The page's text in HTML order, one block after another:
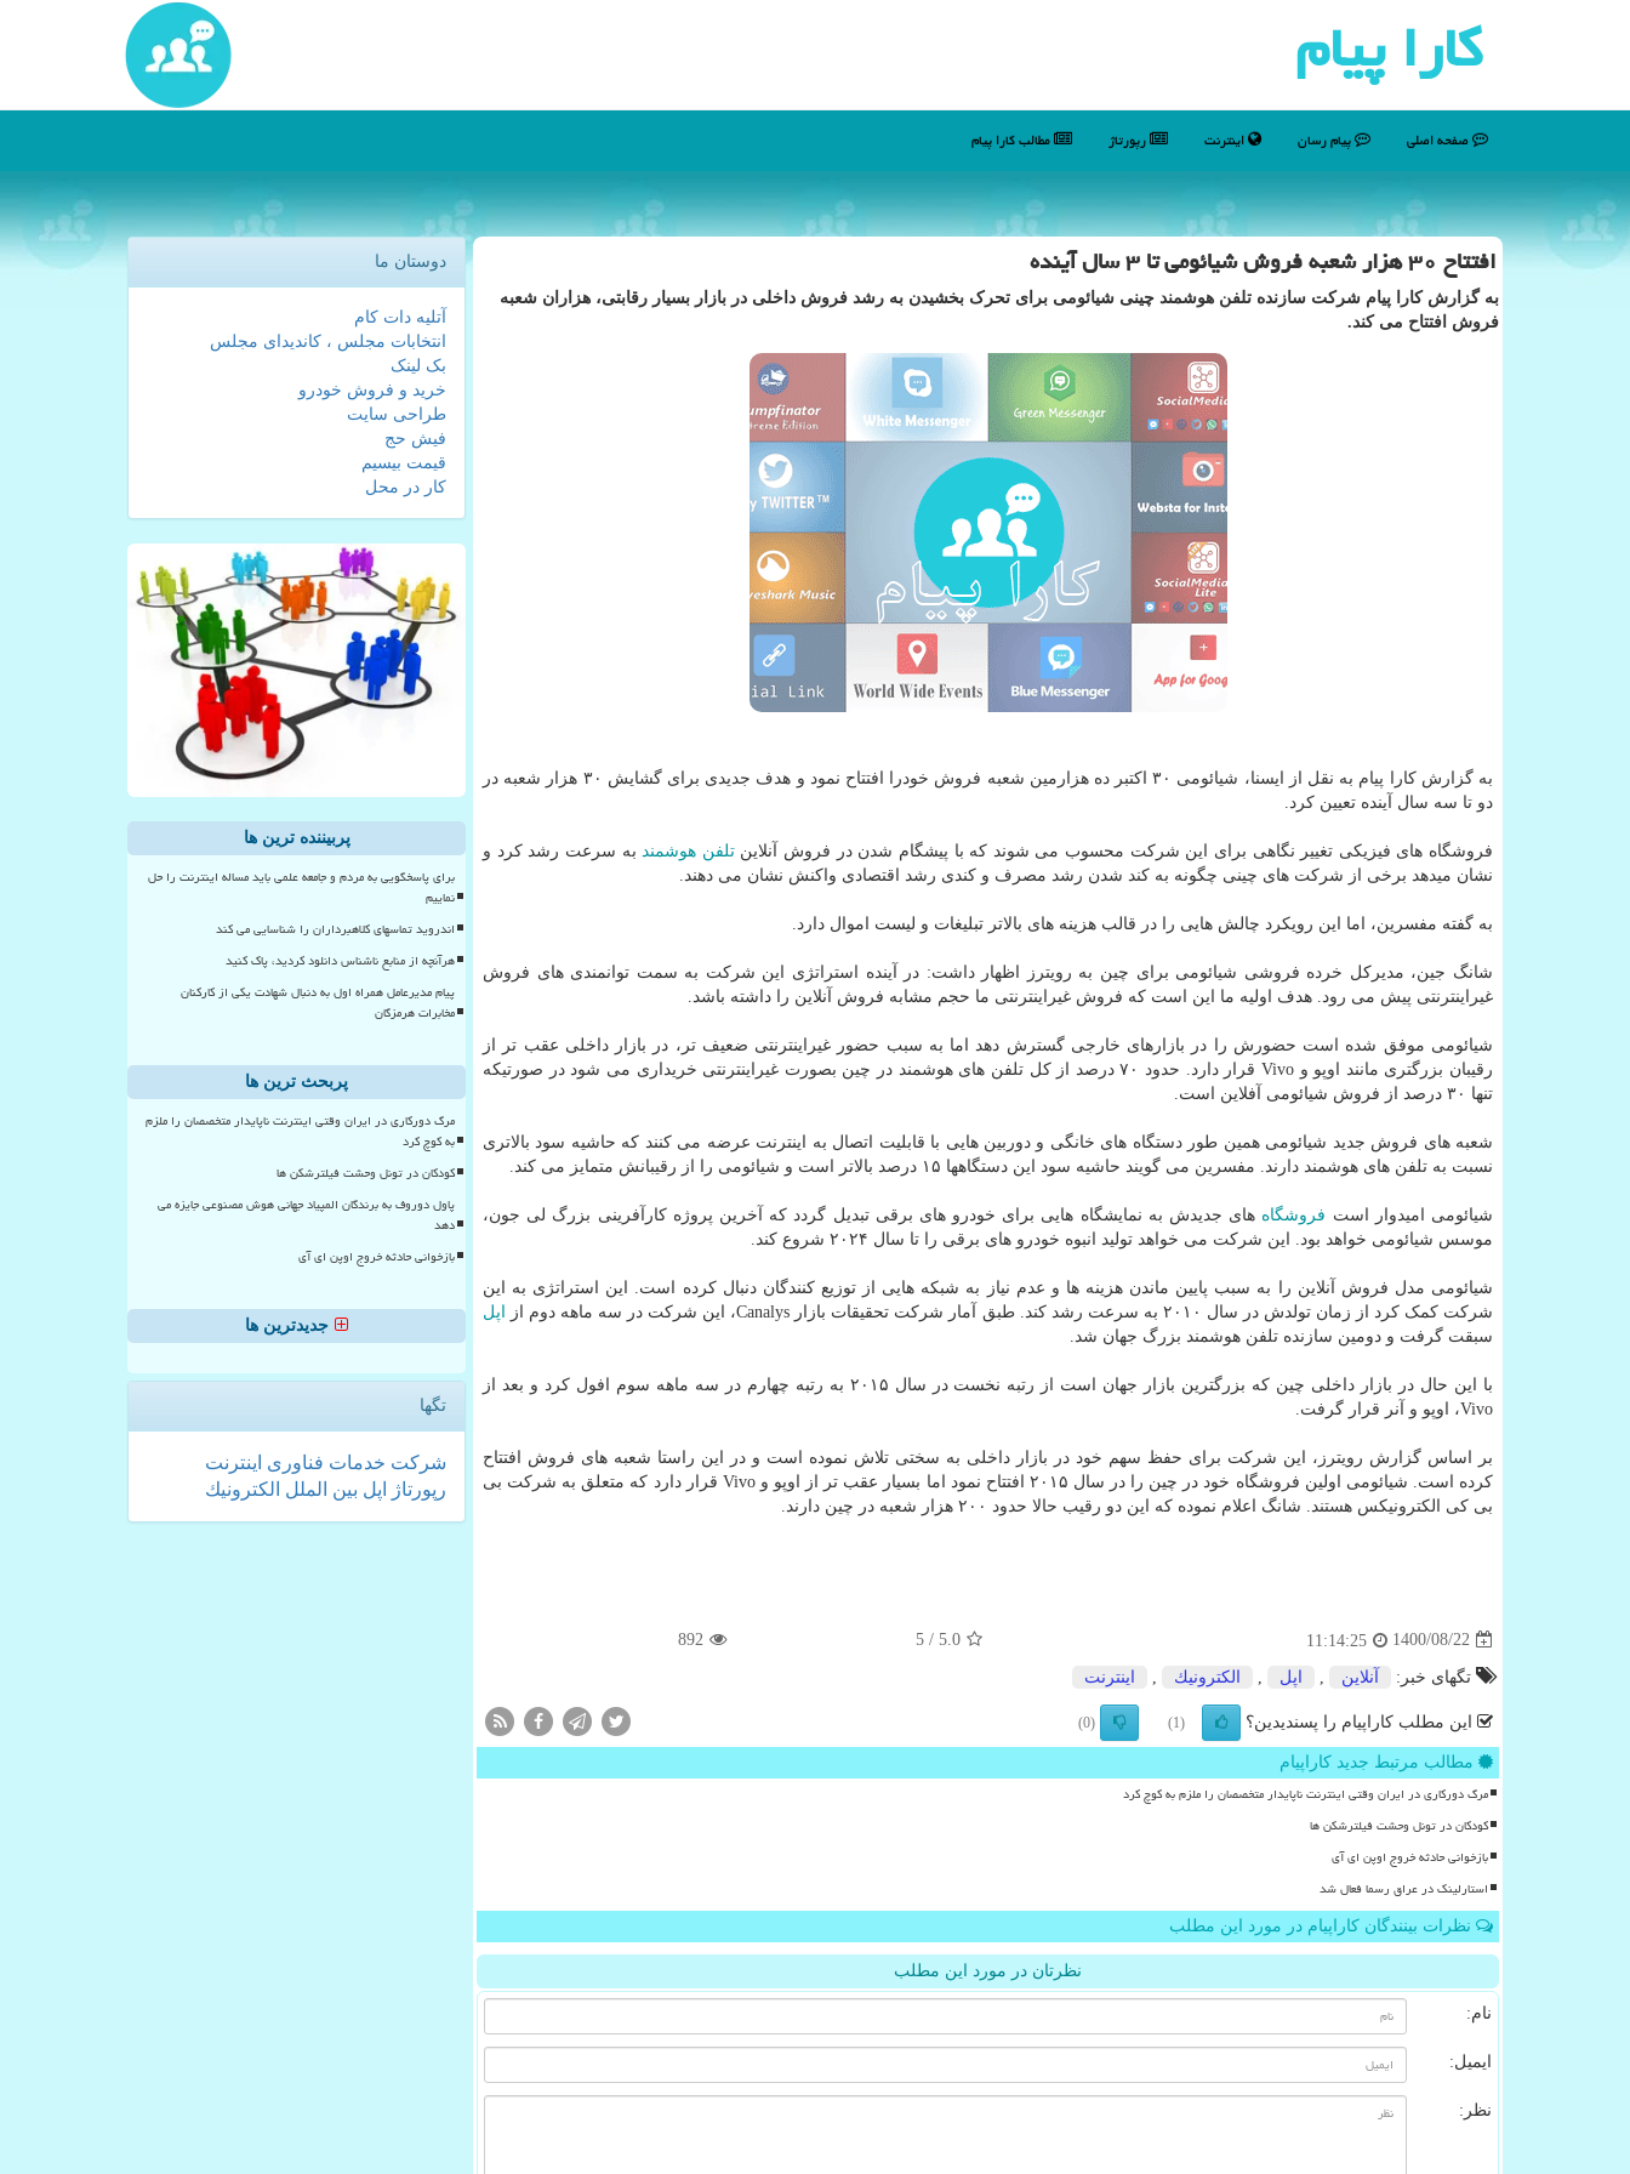
كارا پیام
صفحه اصلی پیام رسان اینترنت رپورتاژ مطالب كارا پیام
افتتاح ۳۰ هزار شعبه فروش شیائومی تا ۳ سال آینده
به گزارش کارا پیام شرکت سازنده تلفن هوشمند چینی شیائومی برای تحرک بخشیدن به رشد فروش داخلی در بازار بسیار رقابتی، هزاران شعبه
فروش افتتاح می کند.
به گزارش کارا پیام به نقل از ایسنا، شیائومی ۳۰ اکتبر ده هزارمین شعبه فروش خودرا افتتاح نمود و هدف جدیدی برای گشایش ۳۰ هزار شعبه در
دو تا سه سال آینده تعیین کرد.
فروشگاه های فیزیکی تغییر نگاهی برای این شرکت محسوب می شوند که با پیشگام شدن در فروش آنلاینتلفن هوشمندبه سرعت رشد کرد و
نشان میدهد برخی از شرکت های چینی چگونه به کند شدن رشد مصرف و کندی رشد اقتصادی واکنش نشان می دهند.
به گفته مفسرین، اما این رویکرد چالش هایی را در قالب هزینه های بالاتر تبلیغات و لیست اموال دارد.
شانگ جین، مدیرکل خرده فروشی شیائومی برای چین به رویترز اظهار داشت: در آینده استراتژی این شرکت به سمت توانمندی های فروش
غیراینترنتی پیش می رود. هدف اولیه ما این است که فروش غیراینترنتی ما حجم مشابه فروش آنلاین را داشته باشد.
شیائومی موفق شده است حضورش را در بازارهای خارجی گسترش دهد اما به سبب حضور غیراینترنتی ضعیف تر، در بازار داخلی عقب تر از
رقیبان بزرگتری مانند اوپو و Vivo قرار دارد. حدود ۷۰ درصد از کل تلفن های هوشمند در چین بصورت غیراینترنتی خریداری می شود در صورتیکه
تنها ۳۰ درصد از فروش شیائومی آفلاین است.
شعبه های فروش جدید شیائومی همین طور دستگاه های خانگی و دوربین هایی با قابلیت اتصال به اینترنت عرضه می کنند که حاشیه سود بالاتری
نسبت به تلفن های هوشمند دارند. مفسرین می گویند حاشیه سود این دستگاهها ۱۵ درصد بالاتر است و شیائومی را از رقیبانش متمایز می کند.
شیائومی امیدوار است فروشگاه های جدیدش به نمایشگاه هایی برای خودرو های برقی تبدیل گردد که آخرین پروژه کارآفرینی بزرگ لی جون،
موسس شیائومی خواهد بود. این شرکت می خواهد تولید انبوه خودرو های برقی را تا سال ۲۰۲۴ شروع کند.
شیائومی مدل فروش آنلاین را به سبب پایین ماندن هزینه ها و عدم نیاز به شبکه هایی از توزیع کنندگان دنبال کرده است. این استراتژی به این
شرکت کمک کرد از زمان تولدش در سال ۲۰۱۰ به سرعت رشد کند. طبق آمار شرکت تحقیقات بازار Canalys، این شرکت در سه ماهه دوم از
اپل
سبقت گرفت و دومین سازنده تلفن هوشمند بزرگ جهان شد.
با این حال در بازار داخلی چین که بزرگترین بازار جهان است از رتبه نخست در سال ۲۰۱۵ به رتبه چهارم در سه ماهه سوم افول کرد و بعد از
Vivo، اوپو و آنر قرار گرفت.
بر اساس گزارش رویترز، این شرکت برای حفظ سهم خود در بازار داخلی به سختی تلاش نموده است و در این راستا شعبه های فروش افتتاح
کرده است. شیائومی اولین فروشگاه خود در چین را در سال ۲۰۱۵ افتتاح نمود اما بسیار عقب تر از اوپو و Vivo قرار دارد که متعلق به شرکت بی
بی کی الکترونیکس هستند. شانگ اعلام نموده که این دو رقیب حالا حدود ۲۰۰ هزار شعبه در چین دارند.
1400/08/22
11:14:25
5.0
/ 5
892
تگهای خبر: آنلاین اپل الكترونیك اینترنت
این مطلب کاراپیام را پسندیدین؟ (1)
(0)
مطالب مرتبط جدید کاراپیام
مرگ دورکاری در ایران وقتی اینترنت ناپایدار متخصصان را ملزم به کوچ کرد
کودکان در تونل وحشت فیلترشکن ها
بازخوانی حادثه خروج اوپن ای آی
استارلینک در عراق رسما فعال شد
نظرات بینندگان کاراپیام در مورد این مطلب
نظرتان در مورد این مطلب
نام:
ایمیل:
نظر:
دوستان ما
آتلیه دات کام
انتخابات مجلس ، کاندیدای مجلس
بک لینک
خرید و فروش خودرو
طراحی سایت
فیش حج
قیمت بیسیم
کار در محل
پربیننده ترین ها
برای پاسخگویی به مردم و جامعه علمی باید مساله اینترنت را حل
نماییم
اندروید تماسهای کلاهبرداران را شناسایی می کند
هرآنچه از منابع ناشناس دانلود کردید، پاک کنید
پیام مدیرعامل همراه اول به دنبال شهادت یکی از کارکنان
مخابرات هرمزگان
پربحث ترین ها
مرگ دورکاری در ایران وقتی اینترنت ناپایدار متخصصان را ملزم
به کوچ کرد
کودکان در تونل وحشت فیلترشکن ها
پاول دوروف به برندگان المپیاد جهانی هوش مصنوعی جایزه می
دهد
بازخوانی حادثه خروج اوپن ای آی
جدیدترین ها
تگها
شركت خدمات فناوری اینترنت
رپورتاژ
اپل بین الملل الكترونیك